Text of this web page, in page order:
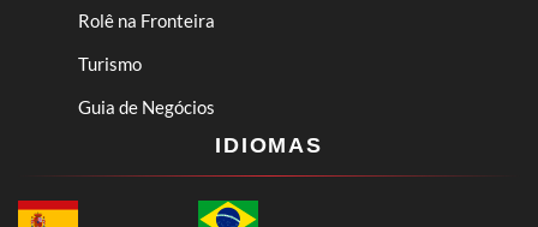
Rolê na Fronteira
Turismo
Guia de Negócios
IDIOMAS